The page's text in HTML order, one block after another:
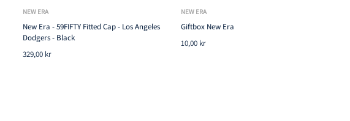
NEW ERA
New Era - 59FIFTY Fitted Cap - Los Angeles
Dodgers - Black
329,00 kr
NEW ERA
Giftbox New Era
10,00 kr